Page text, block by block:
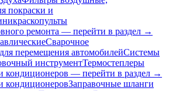
покраски и
ремонта — перейти в раздел →
Сварочное
перемещения автомобилейСистемы
инструментТермостеплеры
кондиционеров — перейти в раздел →
кондиционеровЗаправочные шланги